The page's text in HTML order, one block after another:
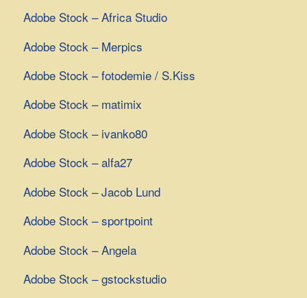
Adobe Stock – Africa Studio
Adobe Stock – Merpics
Adobe Stock – fotodemie / S.Kiss
Adobe Stock – matimix
Adobe Stock – ivanko80
Adobe Stock – alfa27
Adobe Stock – Jacob Lund
Adobe Stock – sportpoint
Adobe Stock – Angela
Adobe Stock – gstockstudio